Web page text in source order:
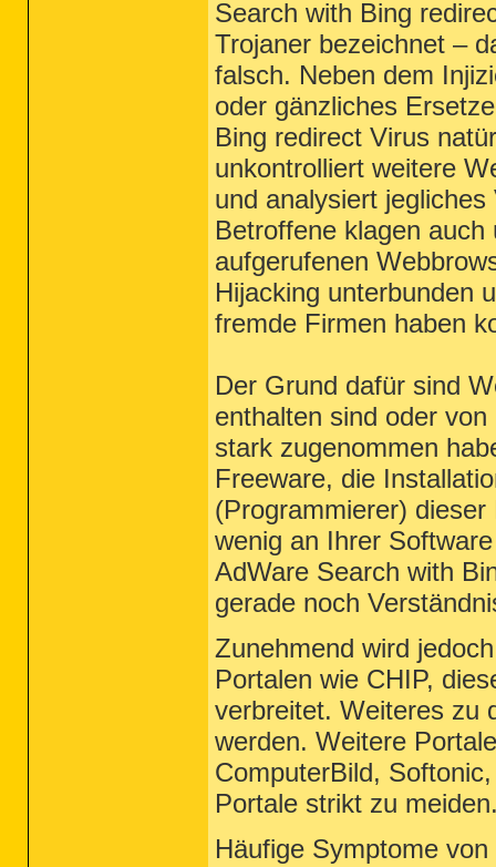
Search with Bing
Trojaner bezeichnet –
falsch. Neben dem
oder gänzliches
Bing redirect Virus
unkontrolliert weitere
und analysiert
Betroffene klagen
aufgerufenen
Hijacking unterbunden
fremde Firmen haben
Der Grund dafür sind
enthalten sind oder
stark zugenommen
Freeware, die
(Programmierer)
wenig an Ihrer
AdWare Search with
gerade noch
Zunehmend wird
Portalen wie CHIP,
verbreitet. Weiteres zu
werden. Weitere
ComputerBild,
Portale strikt zu
Häufige Symptome